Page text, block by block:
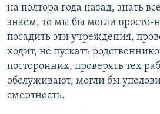
на полтора года назад, знать
знаем, то мы бы могли просто-
посадить эти учреждения,
ходит, не пускать
посторонних, проверять тех
обслуживают, могли бы
смертность.